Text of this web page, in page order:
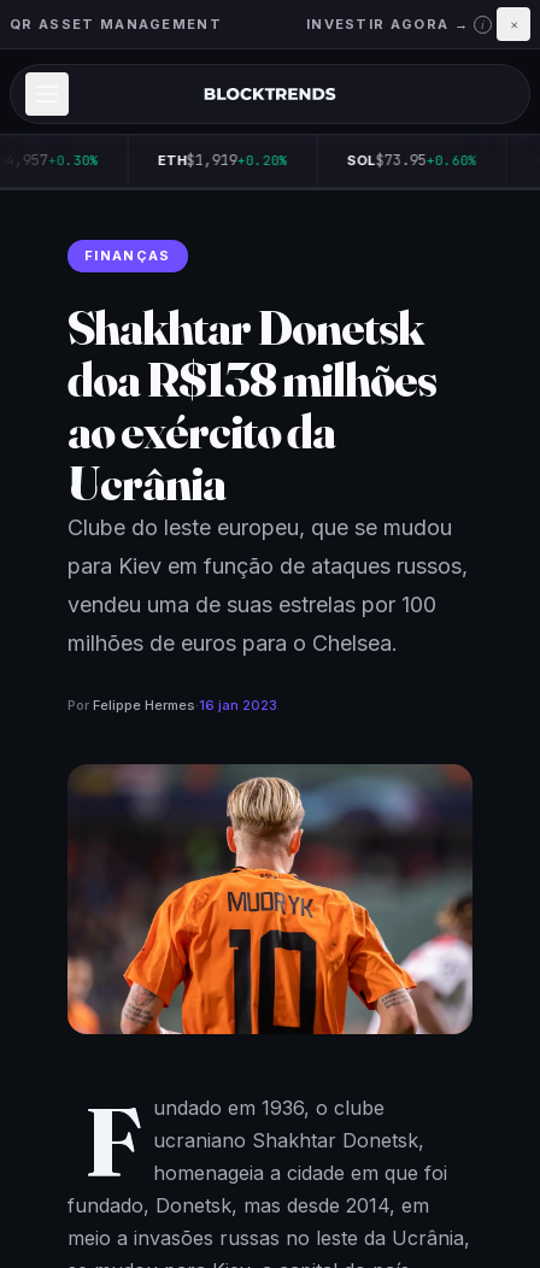
QR ASSET MANAGEMENT INVESTIR AGORA → i ×
+0.30% ETH$1,919+0.20% SOL$73.95+0.60%
FINANÇAS
Shakhtar Donetsk
doa R$138 milhões
ao exército da
Ucrânia
Clube do leste europeu, que se mudou
para Kiev em função de ataques russos,
vendeu uma de suas estrelas por 100
milhões de euros para o Chelsea.
Por Felippe Hermes·16 jan 2023
F undado em 1936, o clube
ucraniano Shakhtar Donetsk,
homenageia a cidade em que foi
fundado, Donetsk, mas desde 2014, em
meio a invasões russas no leste da Ucrânia,